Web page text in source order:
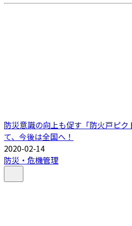
防災意識の向上も促す「防火戸ピ
て、今後は全国へ！
2020-02-14
防災・危機管理